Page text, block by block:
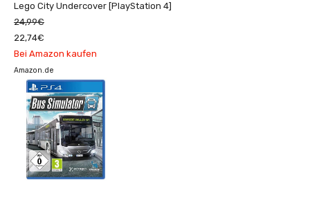
Lego City Undercover [PlayStation 4]
24,99€
22,74€
Bei Amazon kaufen
Amazon.de